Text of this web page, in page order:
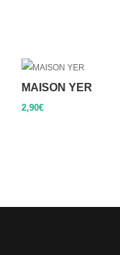
MAISON YER
2,90€